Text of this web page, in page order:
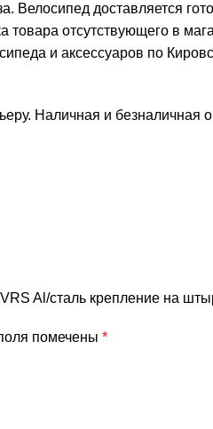
Велосипед доставляется
отсутствующего в
и аксессуаров по
Наличная и безналичная
Al/сталь крепление на
помечены *